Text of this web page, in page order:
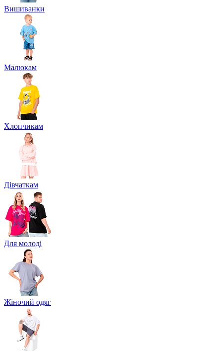
Вишиванки
Малюкам
Хлопчикам
Дівчаткам
Для молоді
Жіночий одяг